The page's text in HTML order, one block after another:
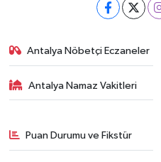
Antalya Nöbetçi Eczaneler
Antalya Namaz Vakitleri
Puan Durumu ve Fikstür